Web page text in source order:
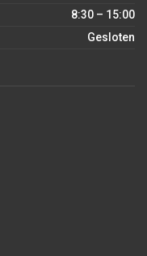
8:30 – 15:00
Gesloten